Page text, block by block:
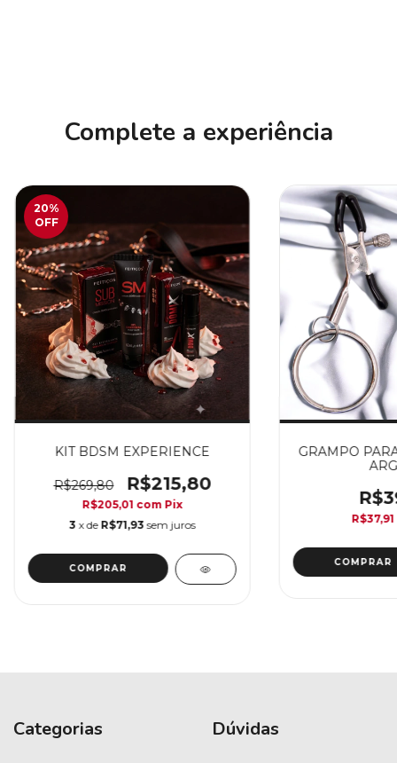
Complete a experiência
20%
OFF
KIT BDSM EXPERIENCE
R$269,80 R$215,80
R$205,01 com Pix
3 x de R$71,93 sem juros
GRAMPO
R$37,91
Categorias Dúvidas